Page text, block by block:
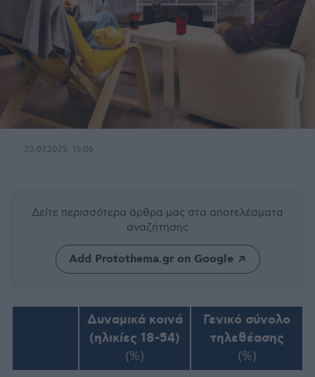
23.07.2025, 15:06
Δείτε περισσότερα άρθρα μας στα αποτελέσματα
αναζήτησης
Add Protothema.gr on Google
Δυναμικά κοινά
(ηλικίες 18-54)
(%)
Γενικό σύνολο
τηλεθέασης
(%)